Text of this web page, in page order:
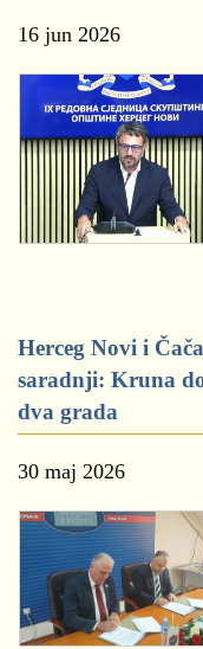
16 jun 2026
Herceg Novi i
saradnji: Kruna
dva grada
30 maj 2026